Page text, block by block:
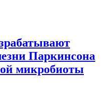
Паркинсона
микробиоты